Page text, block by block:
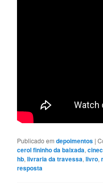
Publicado em depoimentos |
cerol fininho da baixada,
hb,livraria da travessa,livro,
resposta